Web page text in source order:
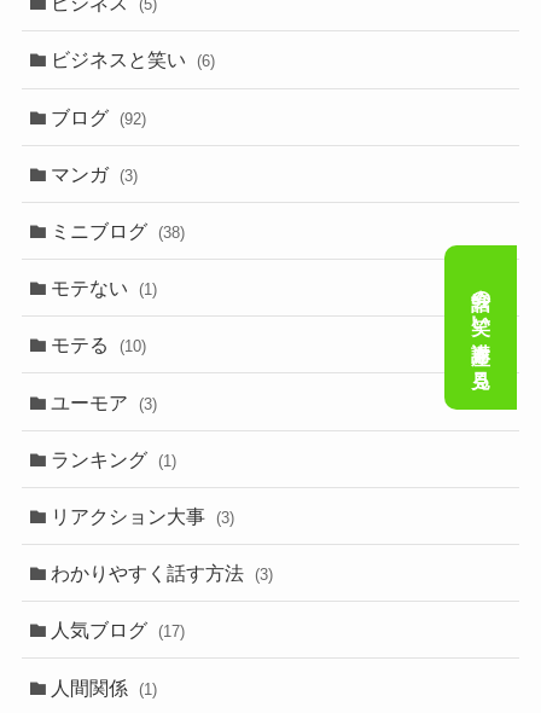
(5)
ビジネスと笑い (6)
ブログ (92)
マンガ (3)
ミニブログ (38)
モテない (1)
モテる (10)
ユーモア (3)
ランキング (1)
リアクション大事 (3)
わかりやすく話す方法 (3)
人気ブログ (17)
人間関係 (1)
会話の笑い講座を見る